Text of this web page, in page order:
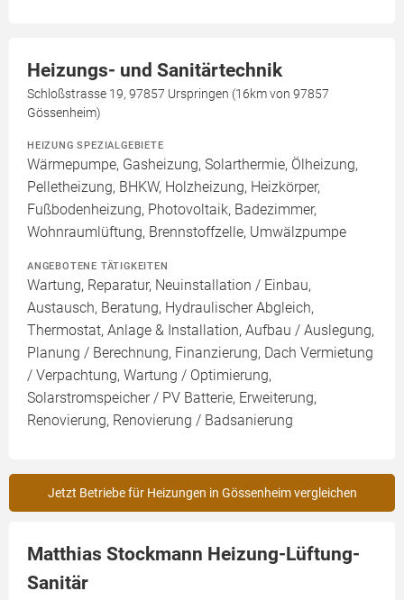
Heizungs- und Sanitärtechnik
Schloßstrasse 19, 97857 Urspringen (16km von 97857
Gössenheim)
HEIZUNG SPEZIALGEBIETE
Wärmepumpe, Gasheizung, Solarthermie, Ölheizung,
Pelletheizung, BHKW, Holzheizung, Heizkörper,
Fußbodenheizung, Photovoltaik, Badezimmer,
Wohnraumlüftung, Brennstoffzelle, Umwälzpumpe
ANGEBOTENE TÄTIGKEITEN
Wartung, Reparatur, Neuinstallation / Einbau,
Austausch, Beratung, Hydraulischer Abgleich,
Thermostat, Anlage & Installation, Aufbau / Auslegung,
Planung / Berechnung, Finanzierung, Dach Vermietung
/ Verpachtung, Wartung / Optimierung,
Solarstromspeicher / PV Batterie, Erweiterung,
Renovierung, Renovierung / Badsanierung
Jetzt Betriebe für Heizungen in Gössenheim vergleichen
Matthias Stockmann Heizung-Lüftung-
Sanitär